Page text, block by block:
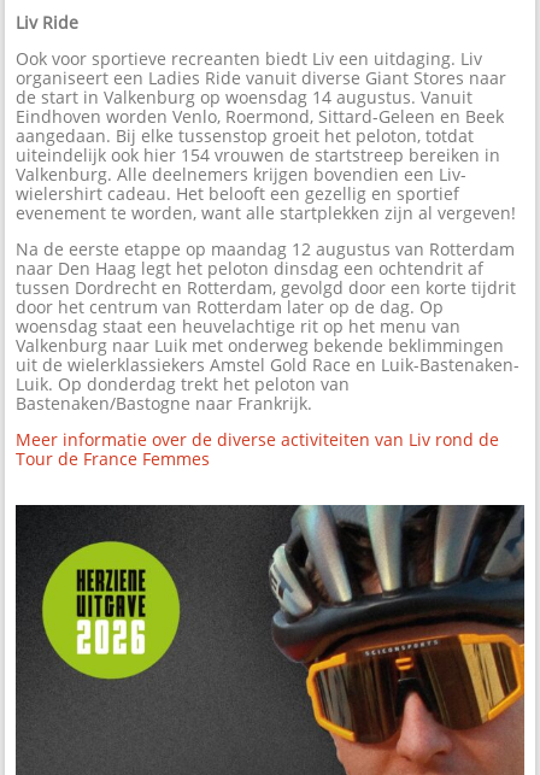
Liv Ride
Ook voor sportieve recreanten biedt Liv een uitdaging. Liv
organiseert een Ladies Ride vanuit diverse Giant Stores naar
de start in Valkenburg op woensdag 14 augustus. Vanuit
Eindhoven worden Venlo, Roermond, Sittard-Geleen en Beek
aangedaan. Bij elke tussenstop groeit het peloton, totdat
uiteindelijk ook hier 154 vrouwen de startstreep bereiken in
Valkenburg. Alle deelnemers krijgen bovendien een Liv-
wielershirt cadeau. Het belooft een gezellig en sportief
evenement te worden, want alle startplekken zijn al vergeven!
Na de eerste etappe op maandag 12 augustus van Rotterdam
naar Den Haag legt het peloton dinsdag een ochtendrit af
tussen Dordrecht en Rotterdam, gevolgd door een korte tijdrit
door het centrum van Rotterdam later op de dag. Op
woensdag staat een heuvelachtige rit op het menu van
Valkenburg naar Luik met onderweg bekende beklimmingen
uit de wielerklassiekers Amstel Gold Race en Luik-Bastenaken-
Luik. Op donderdag trekt het peloton van
Bastenaken/Bastogne naar Frankrijk.
Meer informatie over de diverse activiteiten van Liv rond de
Tour de France Femmes